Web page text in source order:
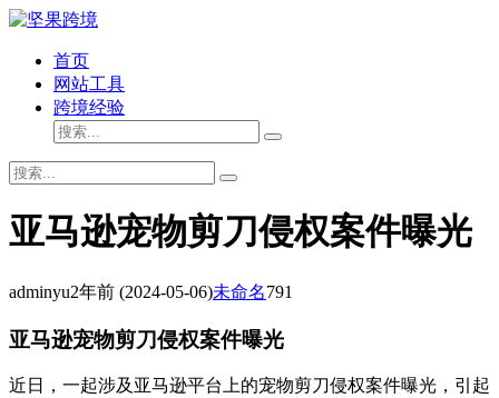
首页
网站工具
跨境经验
亚马逊宠物剪刀侵权案件曝光
adminyu2年前 (2024-05-06)未命名791
亚马逊宠物剪刀侵权案件曝光
近日，一起涉及亚马逊平台上的宠物剪刀侵权案件曝光，引起